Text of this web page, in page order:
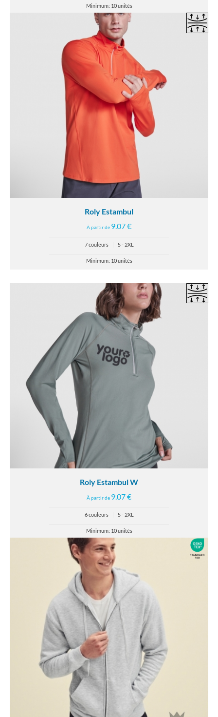
Minimum: 10 unités
Roly Estambul
À partir de 9.07 €
7 couleurs S - 2XL
Minimum: 10 unités
Roly Estambul W
À partir de 9.07 €
6 couleurs S - 2XL
Minimum: 10 unités